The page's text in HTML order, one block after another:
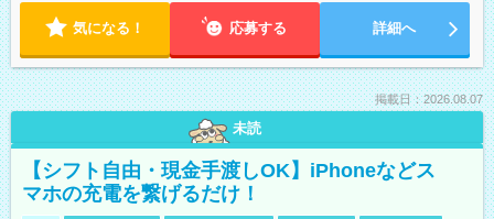
気になる！ 応募する 詳細へ
掲載日：2026.08.07
未読
【シフト自由・現金手渡しOK】iPhoneなどス
マホの充電を繋げるだけ！